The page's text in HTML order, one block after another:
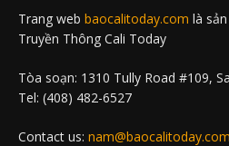
Trang web baocalitoday.com là
Truyền Thông Cali Today
Tòa soạn: 1310 Tully Road #109,
Tel: (408) 482-6527
Contact us: nam@baocalitoday.com